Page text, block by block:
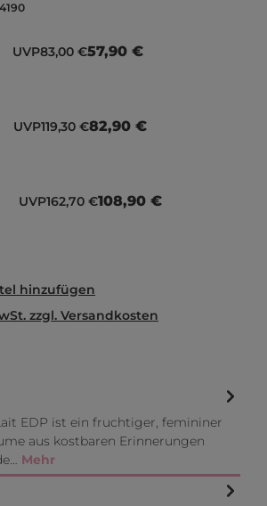
UVP83,00 €57,90 €
UVP119,30 €82,90 €
UVP162,70 €108,90 €
hinzufügen
zzgl. Versandkosten
EDP ist ein fruchtiger, femininer
aus kostbaren Erinnerungen
Mehr